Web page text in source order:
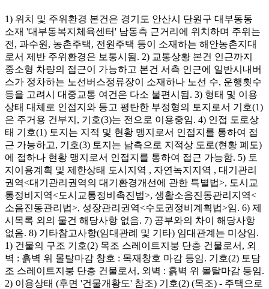
1) 위치 및 주위환경 본건은 경기도 안산시 단원구 대부동동
소재 '대부동복지체육센터' 남동측 근거리에 위치하며 주위는
전, 과수원, 농촌주택, 전원주택 등이 소재하는 해안농촌지대
로서 제반 주위환경은 보통시됨. 2) 교통상황 본건 인근까지
중소형 차량의 접근이 가능하고 본건 서측 인근에 일반시내버
스가 정차하는 노선버스정류장이 소재하나 노선 수, 운행횟수
등을 고려시 대중교통 여건은 다소 불편시됨. 3) 형태 및 이용
상태 대체로 인접지와 등고 평탄한 부정형의 토지로서 기호(1)
은 주거용 건부지, 기호(3)는 전으로 이용중임. 4) 인접 도로상
태 기호(1) 토지는 지적 및 현황 맹지로서 인접지를 통하여 접
근 가능하고, 기호(3) 토지는 남측으로 지적상 도로(현황 폐도)
에 접하나 현황 맹지로서 인접지를 통하여 접근 가능함. 5) 토
지이용계획 및 제한상태 도시지역 , 자연녹지지역 , 대기관리
권역<대기관리권역의 대기환경개선에 관한 특별법>, 도시교
통정비지역<도시교통정비촉진법>, 생활소음진동관리지역<
소음진동관리법>, 성장관리권역<수도권정비계획법>임. 6) 제
시목록 외의 물건 해당사항 없음. 7) 공부와의 차이 해당사항
없음. 8) 기타참고사항(임대관례 및 기타) 임대관계는 미상임.
1) 건물의 구조 기호(2) 목조 스레이트지붕 단층 건물로서, 외
벽 : 흙벽 위 몰탈마감 창호 : 목재창호 마감 등임. 기호(2) 토담
조 스레이트지붕 단층 건물로서, 외벽 : 흙벽 위 몰탈마감 등임.
2) 이용상태 (후면 '건물개황도' 참조) 기호(2) (목조) - 주택으로